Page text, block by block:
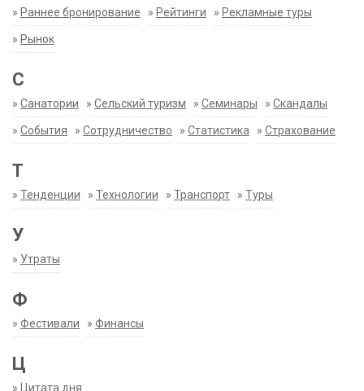
» Раннее бронирование » Рейтинги » Рекламные туры
» Рынок
С
» Санатории » Сельский туризм » Семинары » Скандалы
» События » Сотрудничество » Статистика » Страхование
Т
» Тенденции » Технологии » Транспорт » Туры
У
» Утраты
Ф
» Фестивали » Финансы
Ц
» Цитата дня